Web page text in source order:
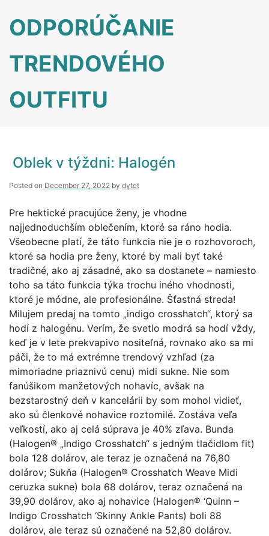
content
ODPORÚČANIE
TRENDOVÉHO
OUTFITU
Oblek v týždni: Halogén
Posted on December 27, 2022 by dytet
Pre hektické pracujúce ženy, je vhodne
najjednoduchším oblečením, ktoré sa ráno hodia.
Všeobecne platí, že táto funkcia nie je o rozhovoroch,
ktoré sa hodia pre ženy, ktoré by mali byť také
tradičné, ako aj zásadné, ako sa dostanete – namiesto
toho sa táto funkcia týka trochu iného vhodnosti,
ktoré je módne, ale profesionálne. Šťastná streda!
Milujem predaj na tomto „indigo crosshatch“, ktorý sa
hodí z halogénu. Verím, že svetlo modrá sa hodí vždy,
keď je v lete prekvapivo nositeľná, rovnako ako sa mi
páči, že to má extrémne trendový vzhľad (za
mimoriadne priaznivú cenu) midi sukne. Nie som
fanúšikom manžetových nohavíc, avšak na
bezstarostný deň v kancelárii by som mohol vidieť,
ako sú členkové nohavice roztomilé. Zostáva veľa
veľkostí, ako aj celá súprava je 40% zľava. Bunda
(Halogen® „Indigo Crosshatch“ s jedným tlačidlom fit)
bola 128 dolárov, ale teraz je označená na 76,80
dolárov; Sukňa (Halogen® Crosshatch Weave Midi
ceruzka sukne) bola 68 dolárov, teraz označená na
39,90 dolárov, ako aj nohavice (Halogen® ‘Quinn –
Indigo Crosshatch ‘Skinny Ankle Pants) boli 88
dolárov, ale teraz sú označené na 52,80 dolárov.